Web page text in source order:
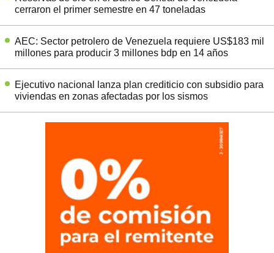
cerraron el primer semestre en 47 toneladas
AEC: Sector petrolero de Venezuela requiere US$183 mil
millones para producir 3 millones bdp en 14 años
Ejecutivo nacional lanza plan crediticio con subsidio para
viviendas en zonas afectadas por los sismos